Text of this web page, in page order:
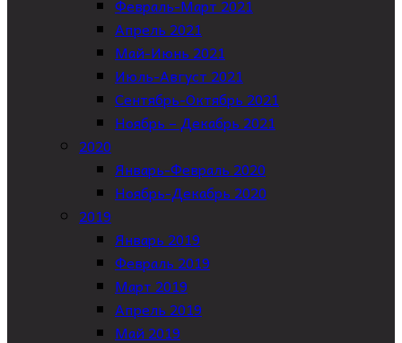
Февраль-Март 2021
Апрель 2021
Май-Июнь 2021
Июль-Август 2021
Сентябрь-Октябрь 2021
Ноябрь – Декабрь 2021
2020
Январь-Февраль 2020
Ноябрь-Декабрь 2020
2019
Январь 2019
Февраль 2019
Март 2019
Апрель 2019
Май 2019